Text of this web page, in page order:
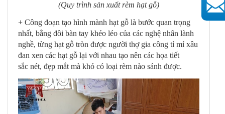
(Quy trình sản xuất rèm hạt gỗ)
+ Công đoạn tạo hình mành hạt gỗ là bước quan trọng
nhất, bằng đôi bàn tay khéo léo của các nghệ nhân lành
nghề, từng hạt gỗ tròn được người thợ gia công tỉ mỉ xâu
đan xen các hạt gỗ lại với nhau tạo nên các họa tiết
sắc nét, đẹp mắt mà khó có loại rèm nào sánh được.